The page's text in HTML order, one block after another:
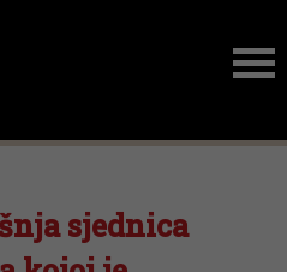
sjednica